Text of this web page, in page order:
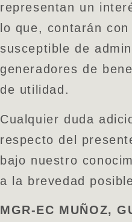
representan un
lo que, contarán
susceptible de
generadores de
de utilidad.
Cualquier duda
respecto del
bajo nuestro
a la brevedad
MGR-EC MUÑOZ,